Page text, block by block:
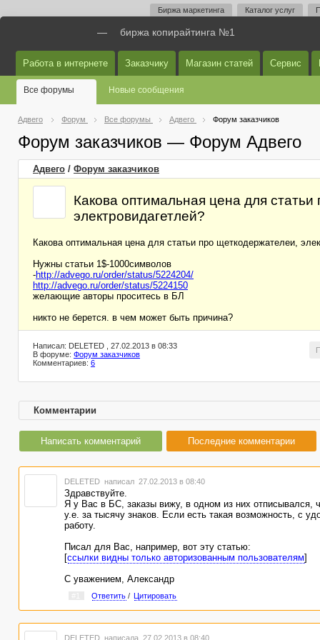
Биржа маркетинга Каталог услуг
— биржа копирайтинга №1
Работа в интернете Заказчику Магазин статей Сервис
Все форумы Новые сообщения
Адвего Форум Все форумы Адвего Форум заказчиков
Форум заказчиков — Форум Адвего
Адвего / Форум заказчиков
Какова оптимальная цена для
электровидагетлей?
Какова оптимальная цена для статьи про щеткодержателеи,
Нужны статьи 1$-1000символов
-http://advego.ru/order/status/5224204/
http://advego.ru/order/status/5224150
желающие авторы проситесь в БЛ
никто не берется. в чем может быть причина?
Написал: DELETED , 27.02.2013 в 08:33
В форуме: Форум заказчиков
Комментариев: 6
Комментарии
Написать комментарий Последние комментарии
DELETED написал 27.02.2013 в 08:40
Здравствуйте.
Я у Вас в БС, заказы вижу, в одном из них отписывался,
у.е. за тысячу знаков. Если есть такая возможность, с
работу.
Писал для Вас, например, вот эту статью:
[ссылки видны только авторизованным пользователям]
С уважением, Александр
Ответить / Цитировать
DELETED написала 27.02.2013 в 08:40